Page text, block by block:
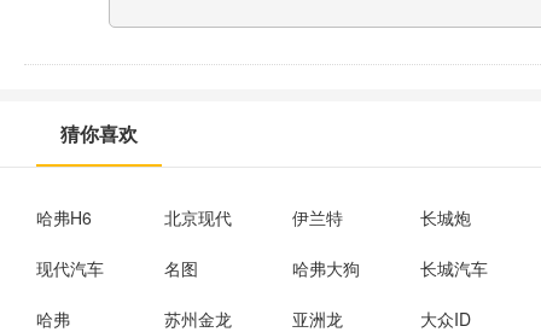
猜你喜欢
哈弗H6 北京现代 伊兰特 长城炮
现代汽车 名图 哈弗大狗 长城汽车
哈弗 苏州金龙 亚洲龙 大众ID